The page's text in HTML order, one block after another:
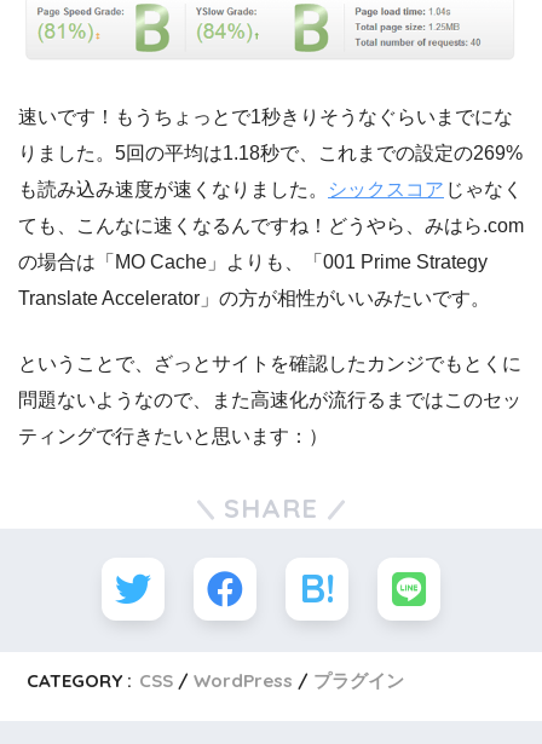
速いです！もうちょっとで1秒きりそうなぐらいまでにな
りました。5回の平均は1.18秒で、これまでの設定の269%
も読み込み速度が速くなりました。
シックスコア じゃなく
ても、こんなに速くなるんですね！どうやら、みはら.com
の場合は「MO Cache」よりも、「001 Prime Strategy
Translate Accelerator」の方が相性がいいみたいです。
ということで、ざっとサイトを確認したカンジでもとくに
問題ないようなので、また高速化が流行るまではこのセッ
ティングで行きたいと思います：）
SHARE
CATEGORY : CSS WordPress プラグイン